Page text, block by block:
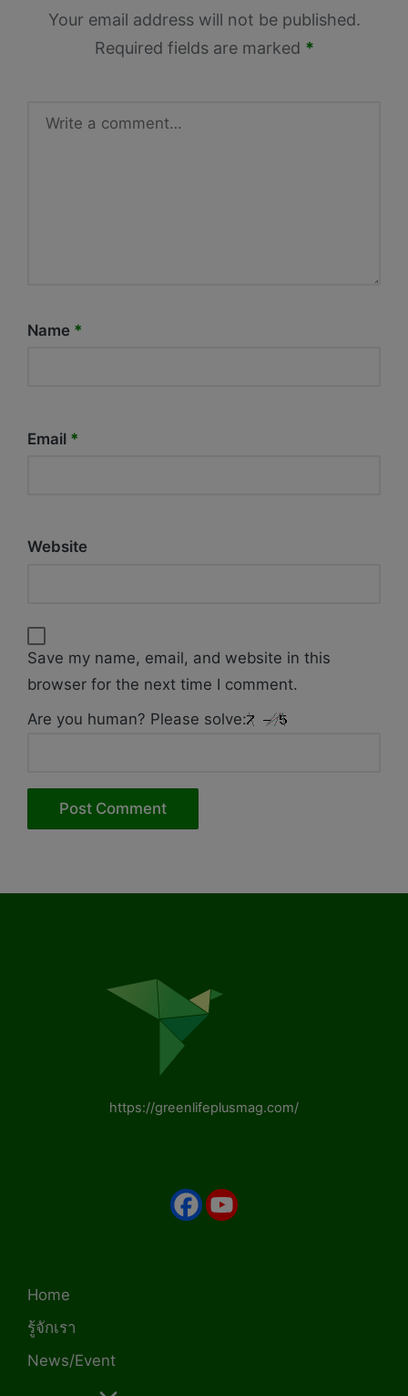
Your email address will not be published.
Required fields are marked *
Name *
Email *
Website
Save my name, email, and website in this
browser for the next time I comment.
Are you human? Please solve:
https://greenlifeplusmag.com/
Home
รู้จักเรา
News/Event